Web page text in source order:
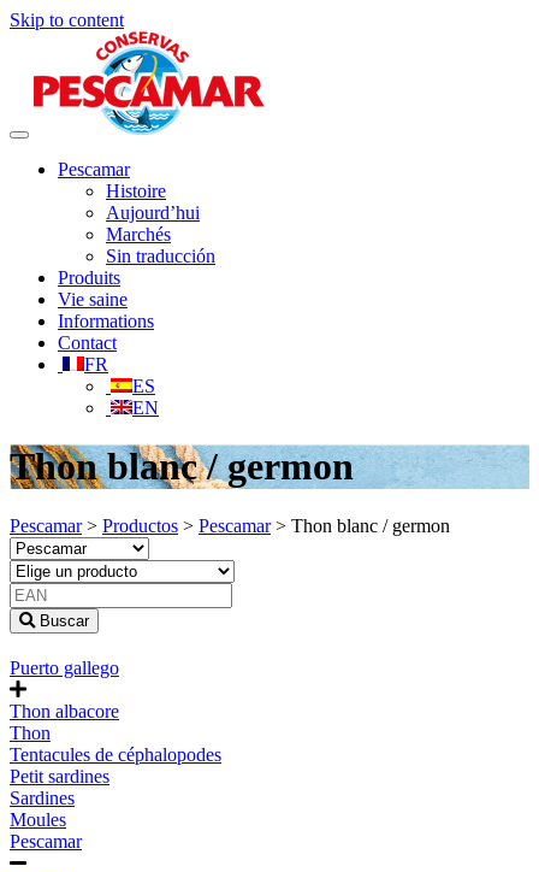
Skip to content
Toggle
navigationPescamar
Histoire
Aujourd’hui
Marchés
Sin traducción
Produits
Vie saine
Informations
Contact
FR
ES
EN
Thon blanc / germon
Pescamar> Productos > Pescamar> Thon blanc / germon
Buscar
Puerto gallego
Thon albacore
Thon
Tentacules de céphalopodes
Petit sardines
Sardines
Moules
Pescamar